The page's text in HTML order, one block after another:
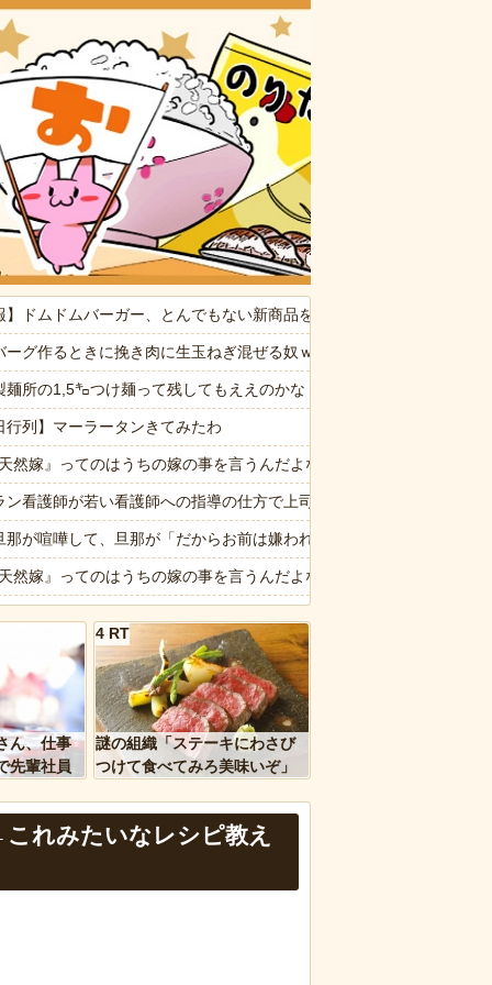
尽きても奴らに絶対復讐してやる！！」→祖父が亡くなりその土地
ガンの匂い」がし始めたので、夫経由で「ガンではないか」と伝
が最新SNSの数十年先を行っていたと話題に
に執着して部屋で大暴れ！コップ割ってジュース撒き散らして
に決まるｗｗｗｗｗｗｗｗ
ｗ」 ほか
防総省職員数千人をウソ発見器にかける方針
ど盛りだくさん
】ドムドムバーガー、とんでもない新商品を開発ｗｗｗｗｗ
ーグ作るときに挽き肉に生玉ねぎ混ぜる奴ｗｗｗｗｗｗ
麺所の1,5㌔つけ麺って残してもええのかな
行列】マーラータンきてみたわ
然嫁』ってのはうちの嫁の事を言うんだよな。俺母の孫梅攻撃を
ン看護師が若い看護師への指導の仕方で上司に注意されてるのを聞い
那が喧嘩して、旦那が「だからお前は嫌われるんだよ！」と言い放っ
然嫁』ってのはうちの嫁の事を言うんだよな。俺母の孫梅攻撃を
全部日本の真似だったのか…」 日本の普通のテレビ番組が最新SNS
】ある派遣社員X民が3.11のときに事務員から言われた“一言”が酷す
今年こそ阿蘇山ツーリングに行くつもりだったが断念
風機を当てて寝るとヤバいぞ！」 ワイ「大丈夫やろｗｗｗ」扇風機ﾎ
】味噌ラーメンで行列、出来ない
ん、仕事
先輩社員
4 RT
謎の組織「ステーキにわさび
つけて食べてみろ美味いぞ」
れみたいなレシピ教え